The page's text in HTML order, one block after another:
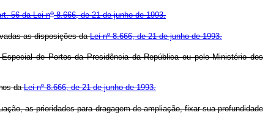
56 da Lei no8.666, de 21 de junho de 1993.
as disposições daLei nº 8.666, de 21 de junho de 1993.
de Portos da Presidência da República ou pelo Ministério dos
daLei nº 8.666, de 21 de junho de 1993.
as prioridades para dragagem de ampliação, fixar sua profundidade